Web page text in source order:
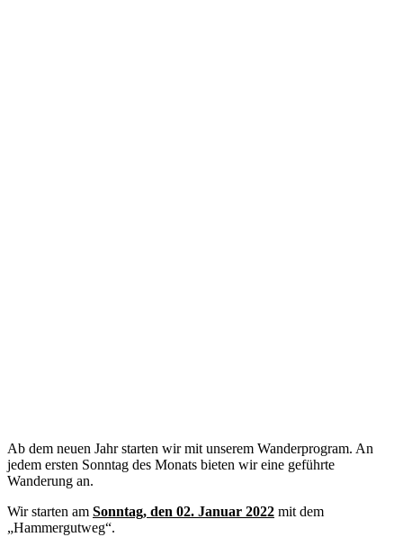
Ab dem neuen Jahr starten wir mit unserem Wanderprogram. An
jedem ersten Sonntag des Monats bieten wir eine geführte
Wanderung an.
Wir starten am Sonntag, den 02. Januar 2022 mit dem
„Hammergutweg“.